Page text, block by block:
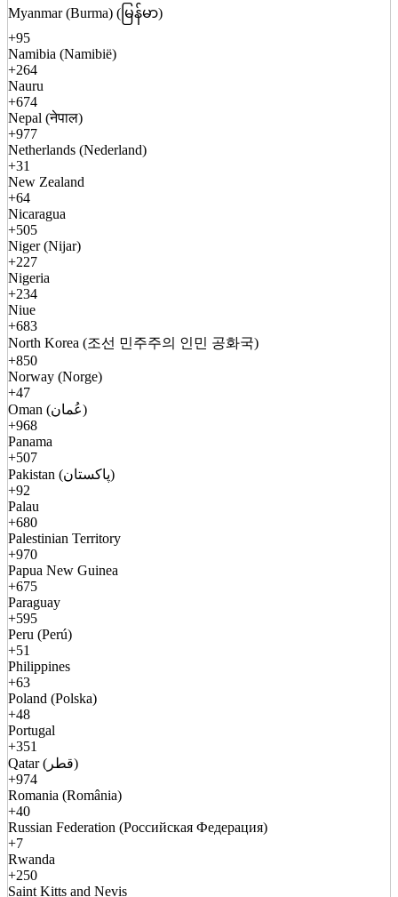
Myanmar (Burma) (မြန်မာ)
+95
Namibia (Namibië)
+264
Nauru
+674
Nepal (नेपाल)
+977
Netherlands (Nederland)
+31
New Zealand
+64
Nicaragua
+505
Niger (Nijar)
+227
Nigeria
+234
Niue
+683
North Korea (조선 민주주의 인민 공화국)
+850
Norway (Norge)
+47
Oman (عُمان)
+968
Panama
+507
Pakistan (پاکستان)
+92
Palau
+680
Palestinian Territory
+970
Papua New Guinea
+675
Paraguay
+595
Peru (Perú)
+51
Philippines
+63
Poland (Polska)
+48
Portugal
+351
Qatar (قطر)
+974
Romania (România)
+40
Russian Federation (Российская Федерация)
+7
Rwanda
+250
Saint Kitts and Nevis